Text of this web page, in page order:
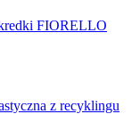
FIORELLO
z recyklingu